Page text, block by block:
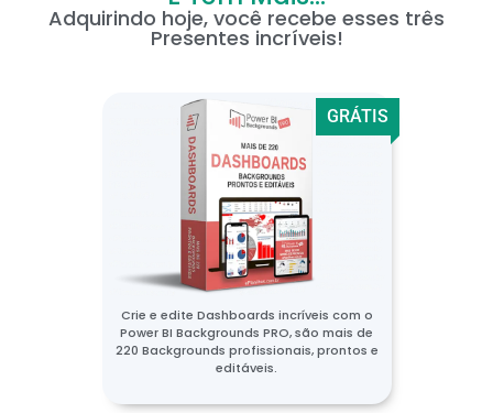
Adquirindo hoje, você recebe esses três
Presentes incríveis!
GRÁTIS
Crie e edite Dashboards incríveis com o
Power BI Backgrounds PRO, são mais de
220 Backgrounds profissionais, prontos e
editáveis.